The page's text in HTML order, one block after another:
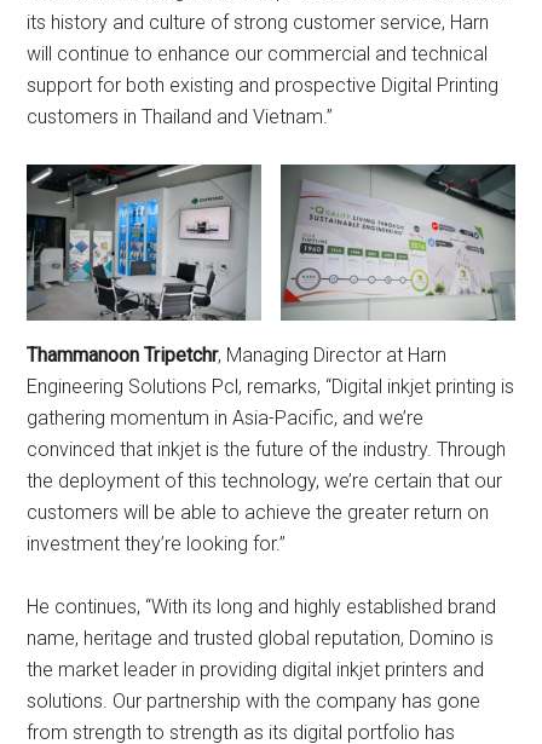
its history and culture of strong customer service, Harn
will continue to enhance our commercial and technical
support for both existing and prospective Digital Printing
customers in Thailand and Vietnam.”
Thammanoon Tripetchr, Managing Director at Harn
Engineering Solutions Pcl, remarks, “Digital inkjet printing is
gathering momentum in Asia-Pacific, and we’re
convinced that inkjet is the future of the industry. Through
the deployment of this technology, we’re certain that our
customers will be able to achieve the greater return on
investment they’re looking for.”
He continues, “With its long and highly established brand
name, heritage and trusted global reputation, Domino is
the market leader in providing digital inkjet printers and
solutions. Our partnership with the company has gone
from strength to strength as its digital portfolio has